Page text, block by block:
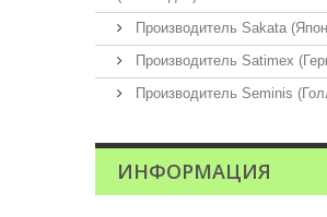
Производитель Sakata
Производитель Satimex
Производитель Seminis
ИНФОРМАЦИЯ